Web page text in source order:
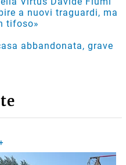
a nuovi traguardi, ma
tifoso»
abbandonata, grave